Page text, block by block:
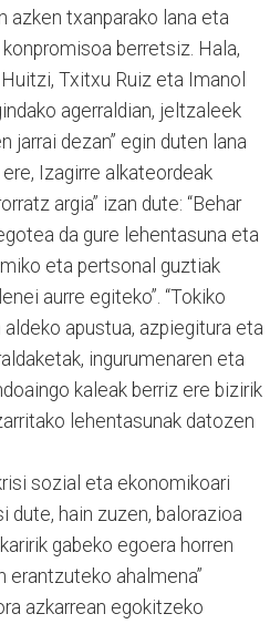
azken txanparako lana eta
berretsiz. Hala,
Txitxu Ruiz eta Imanol
agerraldian, jeltzaleek
jarrai dezan” egin duten lana
Izagirre alkateordeak
argia” izan dute: “Behar
da gure lehentasuna eta
eta pertsonal guztiak
aurre egiteko”. “Tokiko
apustua, azpiegitura eta
ingurumenaren eta
kaleak berriz ere bizirik
lehentasunak datozen
sozial eta ekonomikoari
dute, hain zuzen, balorazioa
gabeko egoera horren
erantzuteko ahalmena”
azkarrean egokitzeko